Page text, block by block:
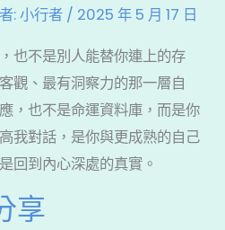
:小行者 / 2025 年 5 月 17 日
也不是別人能替你連上的存
觀、最有洞察力的那一層自
，也不是命運資料庫，而是你
我對話，是你與更成熟的自己
回到內心深處的真實。
享